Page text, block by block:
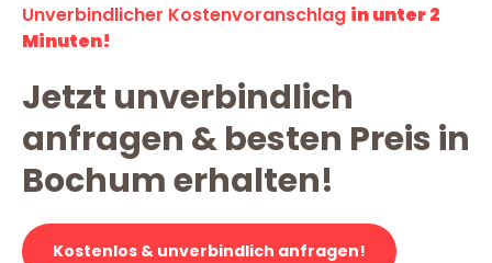
Unverbindlicher Kostenvoranschlag in unter 2
Minuten!
Jetzt unverbindlich
anfragen & besten Preis in
Bochum erhalten!
Kostenlos & unverbindlich anfragen!